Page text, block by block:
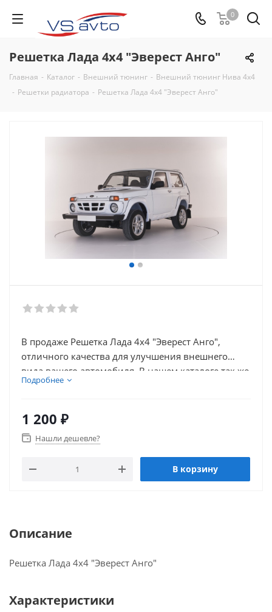
0
Решетка Лада 4х4 "Эверест Анго"
Главная - Каталог - Внешний тюнинг - Внешний тюнинг Нива 4х4
- Решетки радиатора - Решетка Лада 4х4 "Эверест Анго"
В продаже Решетка Лада 4х4 "Эверест Анго",
отличного качества для улучшения внешнего
вида вашего автомобиля. В нашем каталоге так же
присутствует множество товаров для тюнинга
Подробнее
1 200 ₽
Нашли дешевле?
В корзину
Описание
Решетка Лада 4х4 "Эверест Анго"
Характеристики